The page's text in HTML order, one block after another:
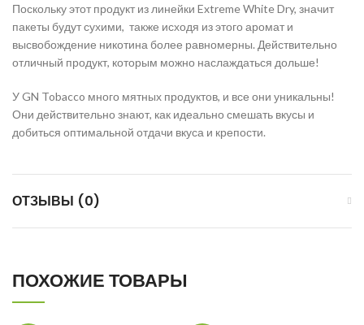
Поскольку этот продукт из линейки Extreme White Dry, значит
пакеты будут сухими, также исходя из этого аромат и
высвобождение никотина более равномерны. Действительно
отличный продукт, которым можно наслаждаться дольше!
У GN Tobacco много мятных продуктов, и все они уникальны!
Они действительно знают, как идеально смешать вкусы и
добиться оптимальной отдачи вкуса и крепости.
ОТЗЫВЫ (0)
ПОХОЖИЕ ТОВАРЫ